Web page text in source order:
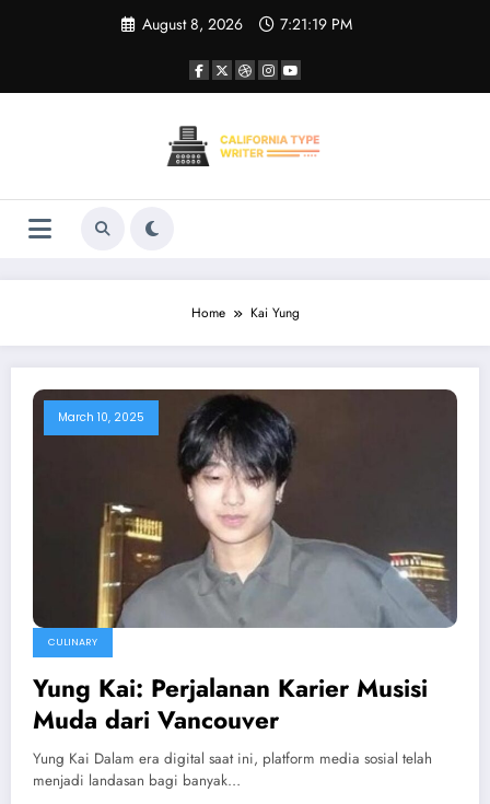
August 8, 2026 7:21:19 PM
Home Kai Yung
March 10, 2025
CULINARY
Yung Kai: Perjalanan Karier Musisi
Muda dari Vancouver
Yung Kai Dalam era digital saat ini, platform media sosial telah
menjadi landasan bagi banyak…